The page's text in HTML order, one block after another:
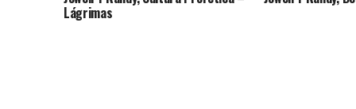
Lágrimas